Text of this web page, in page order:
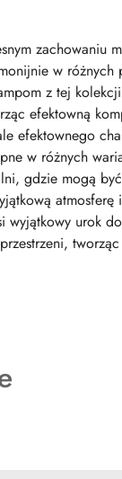
zachowaniu
w różnych
z tej
efektowną
efektownego
w różnych
gdzie mogą
atmosferę
urok